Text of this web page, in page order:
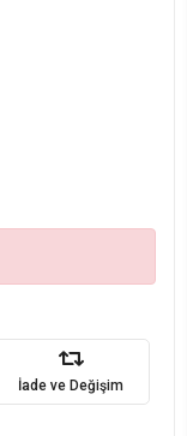
İade ve Değişim